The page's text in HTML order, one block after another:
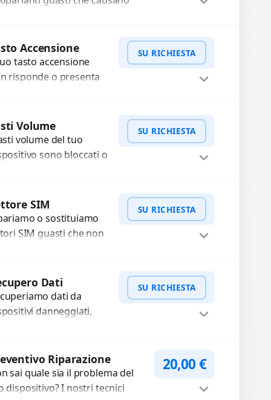
per 3...
Accensione
tasto accensione
risponde o presenta
o sostituzione
componenti
SU RICHIESTA
WhatsApp
Volume
volume del tuo
sono bloccati o
con
SU RICHIESTA
WhatsApp
SIM
o sostituiamo
SIM guasti che non
ricambi testati
SU RICHIESTA
WhatsApp
Dati
dati da
danneggiati,
avanzati per
file importanti
di...
SU RICHIESTA
PreventivoRiparazione
sai quale sia il problema del
dispositivo? I nostri tecnici
20,00€